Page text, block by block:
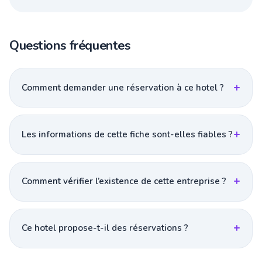
Questions fréquentes
Comment demander une réservation à ce hotel ?
Les informations de cette fiche sont-elles fiables ?
Comment vérifier l’existence de cette entreprise ?
Ce hotel propose-t-il des réservations ?